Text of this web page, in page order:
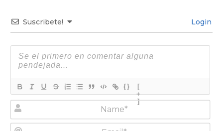
Suscribete! Login
{}
[
+
]
N